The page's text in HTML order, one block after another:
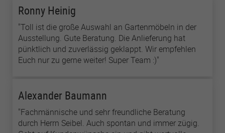
Ronny Heinig
"Toll ist die große Auswahl an Gartenmöbeln in der
Ausstellung. Gute Beratung. Die Anlieferung hat
pünktlich und zuverlässig geklappt. Wir empfehlen
Euch nur zu gerne weiter! Super Team :)"
Alexander Baumann
"Fachmännische und sehr freundliche Beratung
durch Herrn Seibel. Auch spontan und immer zügig.